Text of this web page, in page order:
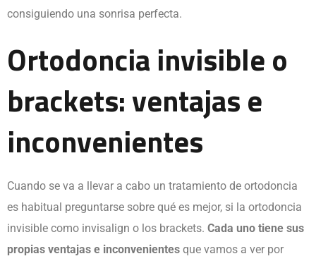
consiguiendo una sonrisa perfecta.
Ortodoncia invisible o
brackets: ventajas e
inconvenientes
Cuando se va a llevar a cabo un tratamiento de ortodoncia
es habitual preguntarse sobre qué es mejor, si la ortodoncia
invisible como invisalign o los brackets. Cada uno tiene sus
propias ventajas e inconvenientes que vamos a ver por